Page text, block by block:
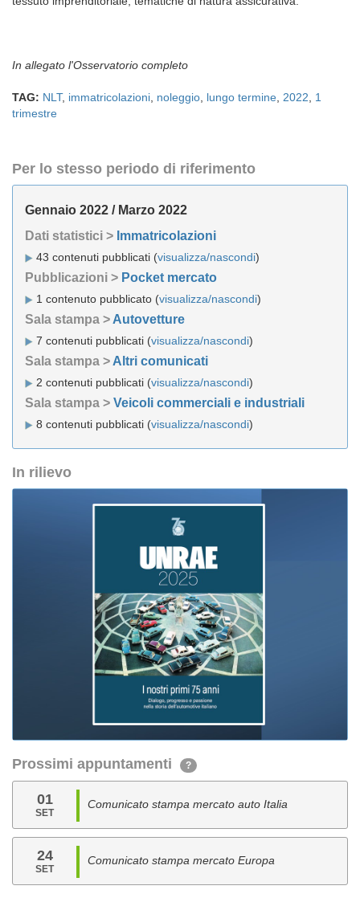
In allegato l'Osservatorio completo
TAG: NLT, immatricolazioni noleggio lungo termine 2022
1
trimestre
Per lo stesso periodo di riferimento
Gennaio 2022 / Marzo 2022
Dati statistici > Immatricolazioni
43 contenuti pubblicati (visualizza/nascondi)
Pubblicazioni > Pocket mercato
1 contenuto pubblicato (visualizza/nascondi)
Sala stampa > Autovetture
7 contenuti pubblicati (visualizza/nascondi)
Sala stampa > Altri comunicati
2 contenuti pubblicati (visualizza/nascondi)
Sala stampa > Veicoli commerciali e industriali
8 contenuti pubblicati (visualizza/nascondi)
In rilievo
Prossimi appuntamenti ?
01
SET
Comunicato stampa mercato auto Italia
24
SET
Comunicato stampa mercato Europa